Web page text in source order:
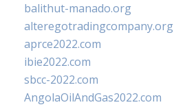
balithut-manado.org
alteregotradingcompany.org
aprce2022.com
ibie2022.com
sbcc-2022.com
AngolaOilAndGas2022.com